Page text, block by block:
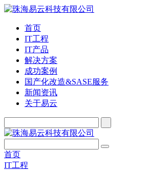
首页
IT工程
IT产品
解决方案
成功案例
国产化改造&SASE服务
新闻资讯
关于易云
首页
IT工程